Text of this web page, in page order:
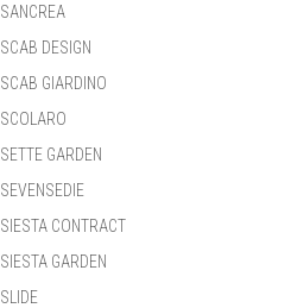
SANCREA
SCAB DESIGN
SCAB GIARDINO
SCOLARO
SETTE GARDEN
SEVENSEDIE
SIESTA CONTRACT
SIESTA GARDEN
SLIDE